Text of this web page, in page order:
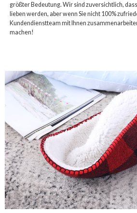
größter Bedeutung. Wir sind zuversichtlich,
lieben werden, aber wenn Sie nicht 100%
Kundendienstteam mit Ihnen
machen!